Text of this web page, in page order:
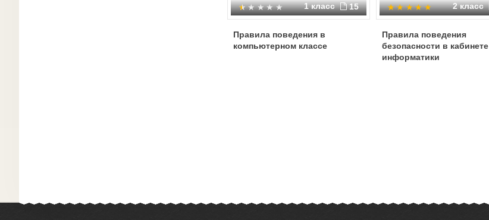
1 класс 15
Правила поведения в
компьютерном классе
2 класс
Правила поведения
безопасности в кабинете
информатики